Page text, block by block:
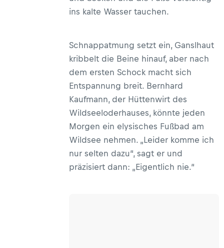
ins kalte Wasser tauchen.
Schnappatmung setzt ein, Ganslhaut
kribbelt die Beine hinauf, aber nach
dem ersten Schock macht sich
Entspannung breit. Bernhard
Kaufmann, der Hüttenwirt des
Wildseeloderhauses, könnte jeden
Morgen ein elysisches Fußbad am
Wildsee nehmen. „Leider komme ich
nur selten dazu“, sagt er und
präzisiert dann: „Eigentlich nie.“